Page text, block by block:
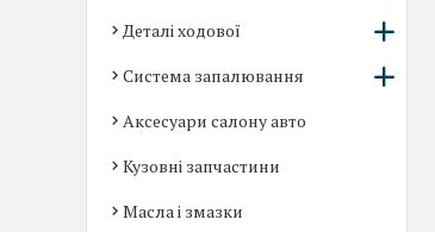
Деталі ходової
Система запалювання
Аксесуари салону авто
Кузовні запчастини
Масла і змазки